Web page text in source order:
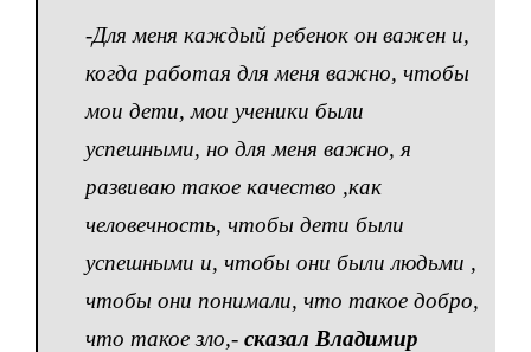
-Для меня каждый ребенок он важен и,
когда работая для меня важно, чтобы
мои дети, мои ученики были
успешными, но для меня важно, я
развиваю такое качество ,как
человечность, чтобы дети были
успешными и, чтобы они были людьми ,
чтобы они понимали, что такое добро,
что такое зло,- сказал Владимир